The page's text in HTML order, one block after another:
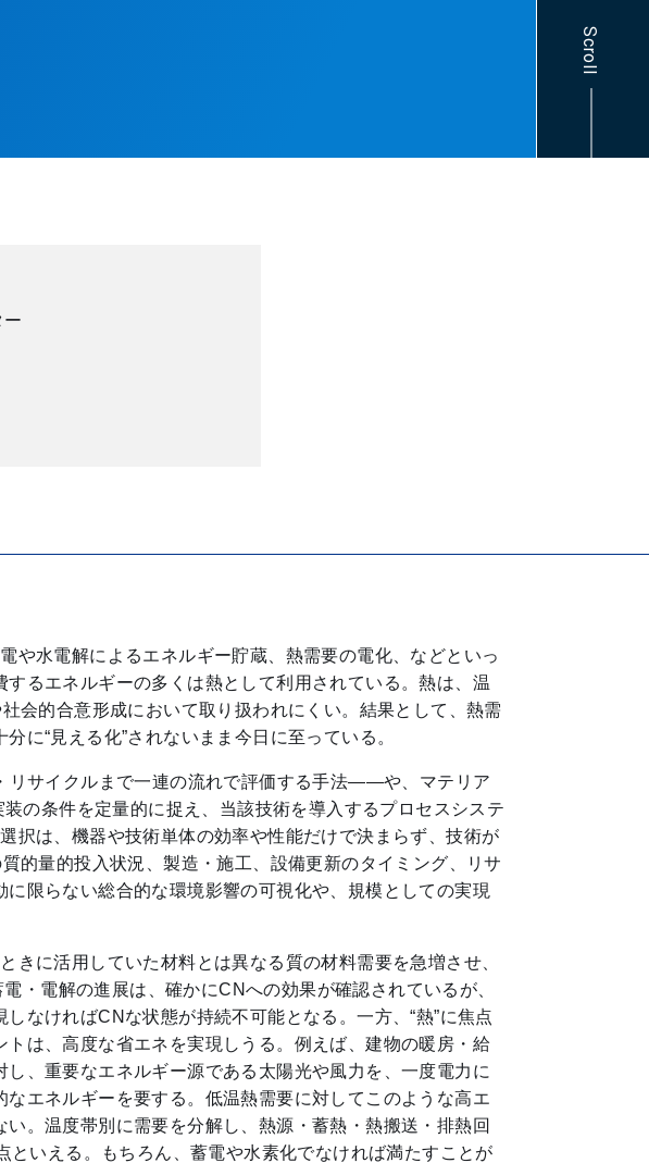
Scroll
や水電解によるエネルギー貯蔵、熱需要の電化、などといっ
るエネルギーの多くは熱として利用されている。熱は、温
会的合意形成において取り扱われにくい。結果として、熱需
に“見える化”されないまま今日に至っている。
サイクルまで一連の流れで評価する手法――や、マテリア
の条件を定量的に捉え、当該技術を導入するプロセスシステ
択は、機器や技術単体の効率や性能だけで決まらず、技術が
的量的投入状況、製造・施工、設備更新のタイミング、リサ
限らない総合的な環境影響の可視化や、規模としての実現
に活用していた材料とは異なる質の材料需要を急増させ、
・電解の進展は、確かにCNへの効果が確認されているが、
なければCNな状態が持続不可能となる。一方、“熱”に焦点
は、高度な省エネを実現しうる。例えば、建物の暖房・給
、重要なエネルギー源である太陽光や風力を、一度電力に
エネルギーを要する。低温熱需要に対してこのような高エ
。温度帯別に需要を分解し、熱源・蓄熱・熱搬送・排熱回
といえる。もちろん、蓄電や水素化でなければ満たすことが